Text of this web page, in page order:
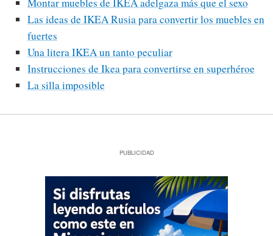
Las ideas de IKEA Rusia para convertir los muebles en
fuertes
Una litera IKEA un tanto peculiar
Instrucciones de Ikea para convertirse en superhéroe
La silla imposible
PUBLICIDAD